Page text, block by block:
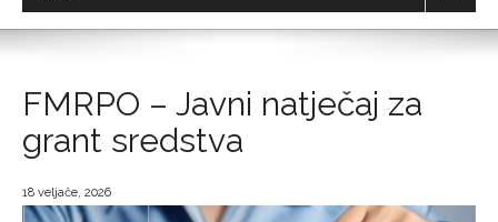
FMRPO – Javni natječaj za
grant sredstva
18 veljače, 2026